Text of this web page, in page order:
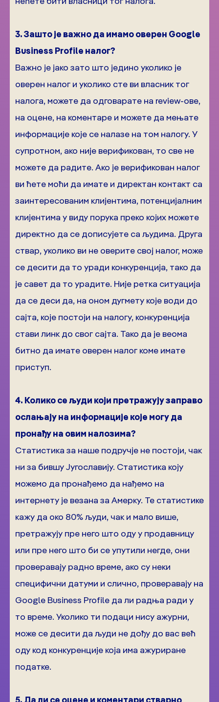
3. Зашто је важно да имамо оверен Google
Business Profile налог?
Важно је јако зато што једино уколико је
оверен налог и уколико сте ви власник тог
налога, можете да одговарате на review-ове,
на оцене, на коментаре и можете да мењате
информације које се налазе на том налогу. У
супротном, ако није верификован, то све не
можете да радите. Ако је верификован налог
ви ћете моћи да имате и директан контакт са
заинтересованим клијентима, потенцијалним
клијентима у виду порука преко којих можете
директно да се дописујете са људима. Друга
ствар, уколико ви не оверите свој налог, може
се десити да то уради конкуренција, тако да
је савет да то урадите. Није ретка ситуација
да се деси да, на оном дугмету које води до
сајта, које постоји на налогу, конкуренција
стави линк до свог сајта. Тако да је веома
битно да имате оверен налог коме имате
приступ.
4. Колико се људи који претражују заправо
ослањају на информације које могу да
пронађу на овим налозима?
Статистика за наше подручје не постоји, чак
ни за бившу Југославију. Статистика коју
можемо да пронађемо да нађемо на
интернету је везана за Амерку. Те статистике
кажу да око 80% људи, чак и мало више,
претражују пре него што оду у продавницу
или пре него што би се упутили негде, они
проверавају радно време, ако су неки
специфични датуми и слично, проверавају на
Google Business Profile да ли радња ради у
то време. Уколико ти подаци нису ажурни,
може се десити да људи не дођу до вас већ
оду код конкуренције која има ажуриране
податке.
5. Да ли се оцене и коментари стварно